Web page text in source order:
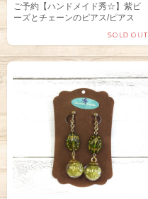
ご予約【ハンドメイド秀☆】紫ビ
ーズとチェーンのピアス/ピアス
SOLD OUT